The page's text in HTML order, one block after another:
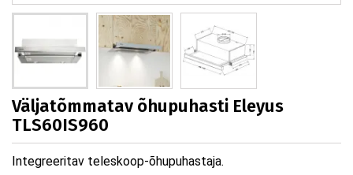
Väljatõmmatav õhupuhasti Eleyus
TLS60IS960
Integreeritav teleskoop-õhupuhastaja.